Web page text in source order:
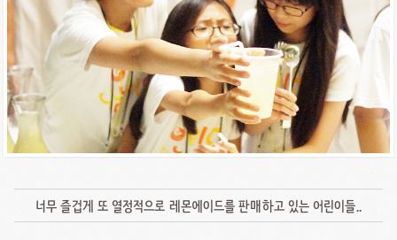
너무 즐겁게 또 열정적으로 레몬에이드를 판매하고 있는 어린이들..